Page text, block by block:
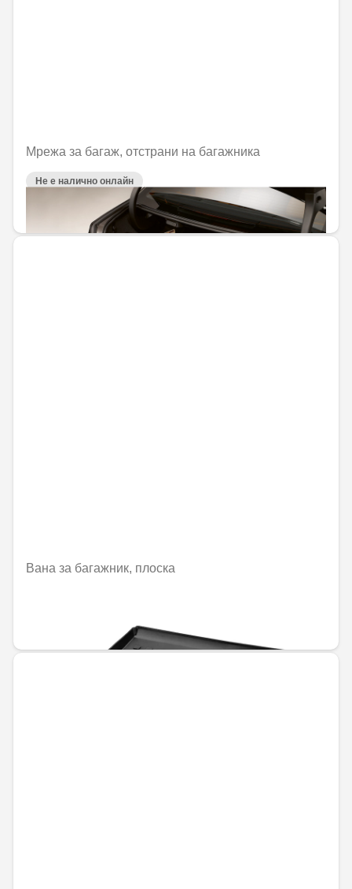
Мрежа за багаж, отстрани на багажника
Не е налично онлайн
47,18 € / 92,28 лв.
Вана за багажник, плоска
144,00 € / 281,64 лв.